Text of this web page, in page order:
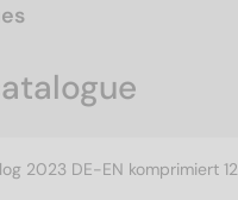
2023 DE-EN komprimiert